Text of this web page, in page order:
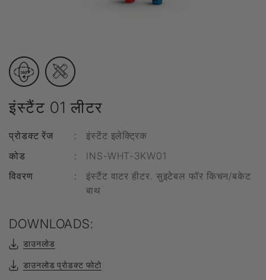
इंस्टैंट 01 लीटर
प्रोडक्ट रेंज :
इंस्टेंट इलेक्ट्रिक
कोड
:
INS-WHT-3KW01
विवरण
:
इंस्टैंट वाटर हीटर. सुइटेबल फॉर किचन/बकेट
बाथ
DOWNLOADS:
डाउनलोड
डाउनलोड प्रोडक्ट फोटो